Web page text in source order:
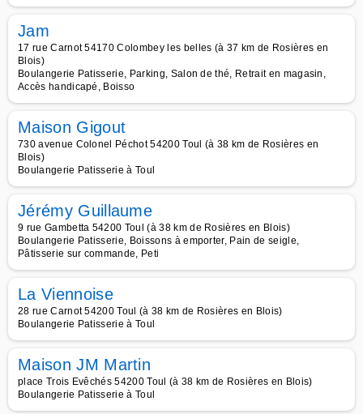
Jam
17 rue Carnot 54170 Colombey les belles (à 37 km de Rosières en
Blois)
Boulangerie Patisserie, Parking, Salon de thé, Retrait en magasin,
Accès handicapé, Boisso
Maison Gigout
730 avenue Colonel Péchot 54200 Toul (à 38 km de Rosières en
Blois)
Boulangerie Patisserie à Toul
Jérémy Guillaume
9 rue Gambetta 54200 Toul (à 38 km de Rosières en Blois)
Boulangerie Patisserie, Boissons à emporter, Pain de seigle,
Pâtisserie sur commande, Peti
La Viennoise
28 rue Carnot 54200 Toul (à 38 km de Rosières en Blois)
Boulangerie Patisserie à Toul
Maison JM Martin
place Trois Evêchés 54200 Toul (à 38 km de Rosières en Blois)
Boulangerie Patisserie à Toul